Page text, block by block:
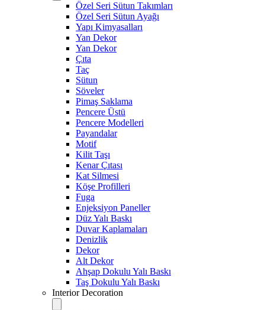
Özel Seri Sütun Takımları
Özel Seri Sütun Ayağı
Yapı Kimyasalları
Yan Dekor
Yan Dekor
Çıta
Taç
Sütun
Söveler
Pimaş Saklama
Pencere Üstü
Pencere Modelleri
Payandalar
Motif
Kilit Taşı
Kenar Çıtası
Kat Silmesi
Köşe Profilleri
Fuga
Enjeksiyon Paneller
Düz Yalı Baskı
Duvar Kaplamaları
Denizlik
Dekor
Alt Dekor
Ahşap Dokulu Yalı Baskı
Taş Dokulu Yalı Baskı
Interior Decoration